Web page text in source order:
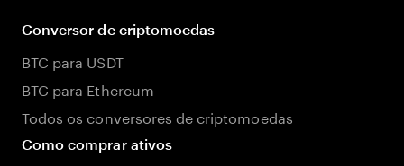
Conversor de criptomoedas
BTC para USDT
BTC para Ethereum
Todos os conversores de criptomoedas
Como comprar ativos